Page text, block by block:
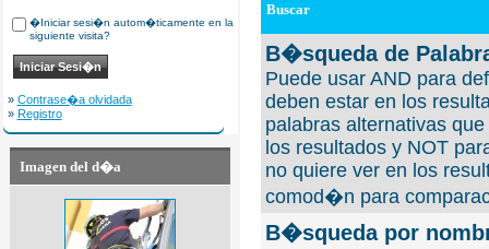
�Iniciar sesi�n autom�ticamente en la
siguiente visita?
» Contrase�a olvidada
» Registro
Imagen del d�a
Buscar
B�squeda de
Puede usar AND para
deben estar en los
palabras alternativas
los resultados y NOT
no quiere ver en los
comod�n para
B�squeda por